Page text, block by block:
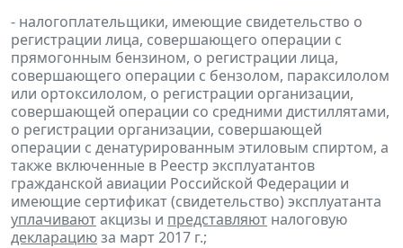
- налогоплательщики, имеющие свидетельство о
регистрации лица, совершающего операции с
прямогонным бензином, о регистрации лица,
совершающего операции с бензолом, параксилолом
или ортоксилолом, о регистрации организации,
совершающей операции со средними дистиллятами,
о регистрации организации, совершающей
операции с денатурированным этиловым спиртом, а
также включенные в Реестр эксплуатантов
гражданской авиации Российской Федерации и
имеющие сертификат (свидетельство) эксплуатанта
уплачиваютакцизы и представляют налоговую
декларациюза март 2017 г.;